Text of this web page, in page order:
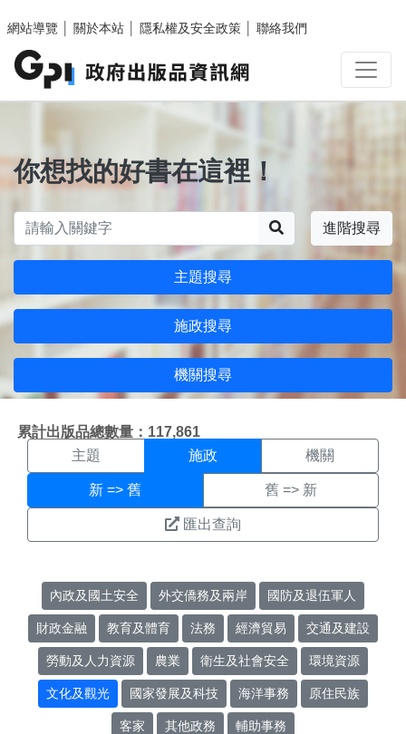
網站導覽
關於本站 隱私權及安全政策 聯絡我們
你想找的好書在這裡！
進階搜尋
主題搜尋
施政搜尋
機關搜尋
累計出版品總數量：117,861
施政搜尋結果頁面
主題 施政 機關
新 => 舊 舊 => 新
匯出查詢
內政及國土安全 外交僑務及兩岸 國防及退伍軍人
財政金融 教育及體育 法務 經濟貿易 交通及建設
勞動及人力資源 農業 衛生及社會安全 環境資源
文化及觀光 國家發展及科技 海洋事務 原住民族
客家 其他政務 輔助事務